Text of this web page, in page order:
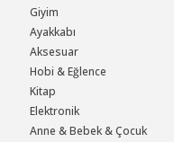
Giyim
Ayakkabı
Aksesuar
Hobi & Eğlence
Kitap
Elektronik
Anne & Bebek & Çocuk